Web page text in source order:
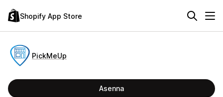
Shopify App Store
PickMeUp
Asenna